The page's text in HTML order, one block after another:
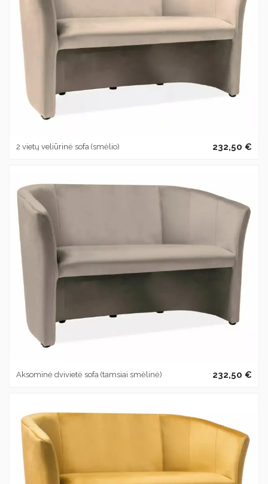
2 vietų veliūrinė sofa (smėlio) 232,50 €
Aksominė dvivietė sofa (tamsiai smėlinė) 232,50 €